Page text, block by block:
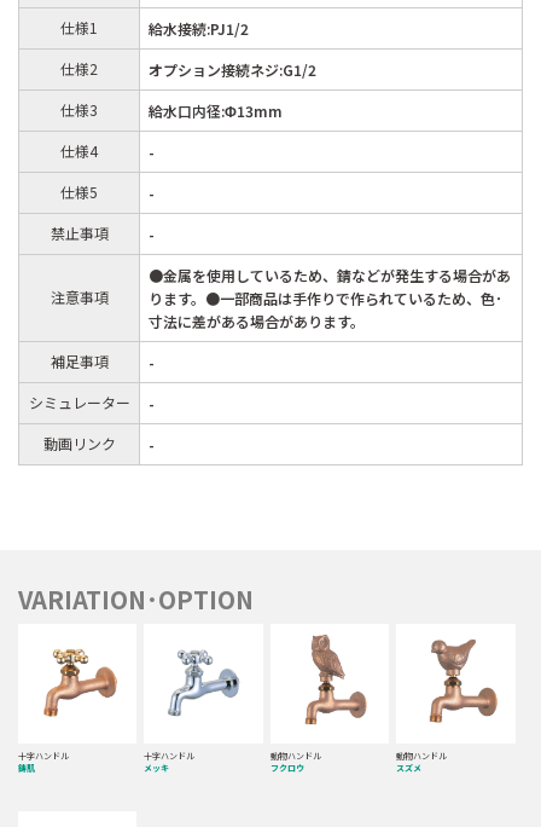
仕様1
給水接続:PJ1/2
仕様2
オプション接続ネジ:G1/2
仕様3
給水口内径:Φ13mm
仕様4
-
仕様5
-
禁止事項
-
注意事項
●金属を使用しているため、錆などが発生する場合があ
ります。●一部商品は手作りで作られているため、色･
寸法に差がある場合があります。
補足事項
-
シミュレーター
-
動画リンク
-
VARIATION･OPTION
十字ハンドル
鋳肌
十字ハンドル
メッキ
動物ハンドル
フクロウ
動物ハンドル
スズメ